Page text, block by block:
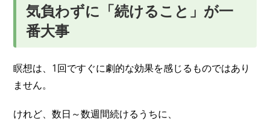
気負わずに「続けること」が一
番大事
瞑想は、1回ですぐに劇的な効果を感じるものではあり
ません。
けれど、数日～数週間続けるうちに、